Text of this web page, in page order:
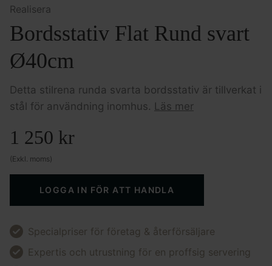
Realisera
Bordsstativ Flat Rund svart
Ø40cm
Detta stilrena runda svarta bordsstativ är tillverkat i
stål för användning inomhus. Läs mer
1 250 kr
(Exkl. moms)
LOGGA IN FÖR ATT HANDLA
Specialpriser för företag & återförsäljare
Expertis och utrustning för en proffsig servering